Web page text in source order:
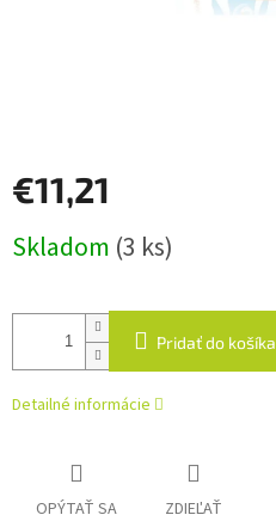
€11,21
cena:
Skladom (3 ks)
Pridať do košíka
Detailné informácie
OPÝTAŤ SA ZDIEĽAŤ